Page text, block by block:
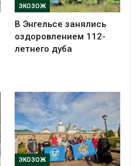
ЭКОЗОЖ
В Энгельсе занялись
оздоровлением 112-
летнего дуба
ЭКОЗОЖ